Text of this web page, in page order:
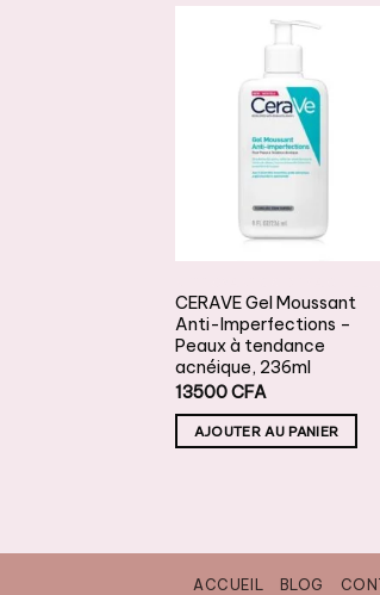
AJOUTER
À LA
LISTE DE
SOUHAITS
CERAVE Gel Moussant
Anti-Imperfections –
Peaux à tendance
acnéique, 236ml
13500CFA
AJOUTER AU PANIER
ACCUEIL BLOG